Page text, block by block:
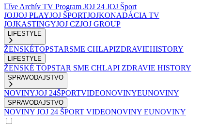
Live Archív TV Program JOJ 24 JOJ Šport
JOJJOJ PLAYJOJ ŠPORTJOJKONADÁCIA TV
JOJKASTINGYJOJ CZJOJ GROUP
LIFESTYLE
ŽENSKÉTOPSTARSME CHLAPIZDRAVIEHISTORY
LIFESTYLE
ŽENSKÉ TOPSTAR SME CHLAPI ZDRAVIE HISTORY
SPRAVODAJSTVO
NOVINYJOJ 24ŠPORTVIDEONOVINYEUNOVINY
SPRAVODAJSTVO
NOVINY JOJ 24 ŠPORT VIDEONOVINY EUNOVINY